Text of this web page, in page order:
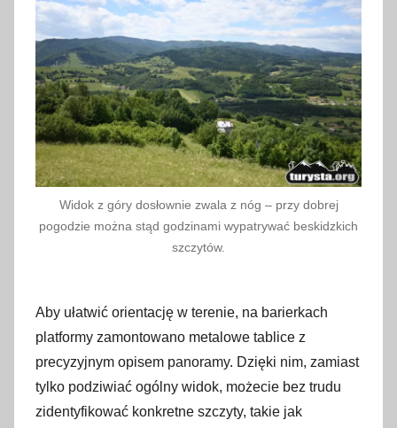
Widok z góry dosłownie zwala z nóg – przy dobrej
pogodzie można stąd godzinami wypatrywać beskidzkich
szczytów.
Aby ułatwić orientację w terenie, na barierkach
platformy zamontowano metalowe tablice z
precyzyjnym opisem panoramy. Dzięki nim, zamiast
tylko podziwiać ogólny widok, możecie bez trudu
zidentyfikować konkretne szczyty, takie jak